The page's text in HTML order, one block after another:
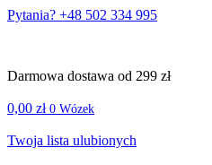
Pytania? +48 502 334 995
Darmowa dostawa od 299 zł
0,00 zł 0 Wózek
Twoja lista ulubionych